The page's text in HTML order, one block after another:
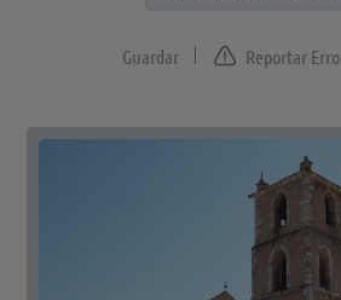
Reportar Erro